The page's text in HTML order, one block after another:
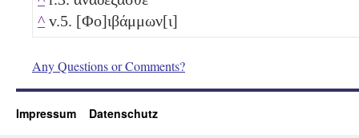
^ v.5. [Φο]ιβάμμων[ι]
Any Questions or Comments?
Impressum Datenschutz